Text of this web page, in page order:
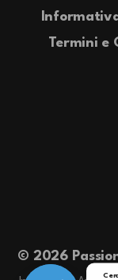
Termini e
© 2026